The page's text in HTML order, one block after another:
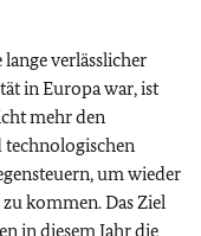
verlässlicher
in Europa war, ist
mehr den
um wieder
kommen. Das Ziel
in diesem Jahr die